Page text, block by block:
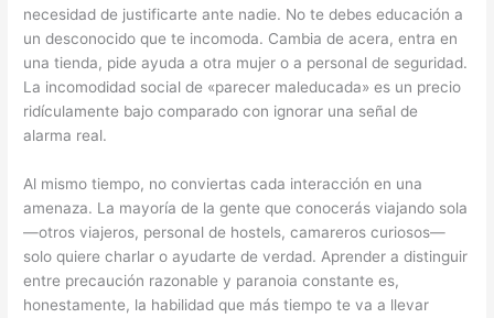
necesidad de justificarte ante nadie. No te debes educación a
un desconocido que te incomoda. Cambia de acera, entra en
una tienda, pide ayuda a otra mujer o a personal de seguridad.
La incomodidad social de «parecer maleducada» es un precio
ridículamente bajo comparado con ignorar una señal de
alarma real.
Al mismo tiempo, no conviertas cada interacción en una
amenaza. La mayoría de la gente que conocerás viajando sola
—otros viajeros, personal de hostels, camareros curiosos—
solo quiere charlar o ayudarte de verdad. Aprender a distinguir
entre precaución razonable y paranoia constante es,
honestamente, la habilidad que más tiempo te va a llevar